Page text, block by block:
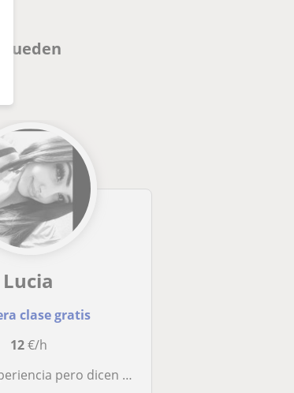
Lucia
clase gratis
12€/h
que nunca es tarde para aprender. Tengo la ESO.